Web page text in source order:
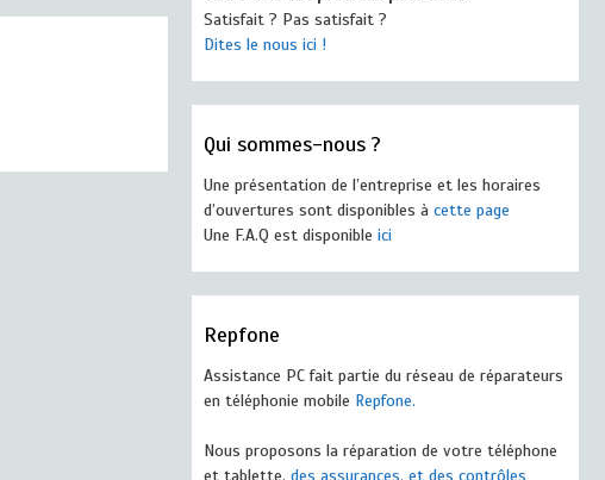
Satisfait ? Pas satisfait ?
Dites le nous ici !
Qui sommes-nous ?
Une présentation de l’entreprise et les horaires
d’ouvertures sont disponibles à cette page
Une F.A.Q est disponible ici
Repfone
Assistance PC fait partie du réseau de réparateurs
en téléphonie mobile Repfone.
Nous proposons la réparation de votre téléphone
et tablette, des assurances, et des contrôles